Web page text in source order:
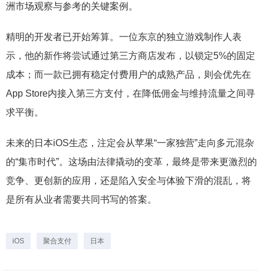
洲市场观察与参考的关键案例。
精明的开发者已开始筹算。一位东京的独立游戏制作人表
示，他的新作将尝试通过第三方商店发布，以锁定5%的固定
成本；而一款已拥有稳定付费用户的成熟产品，则会优先在
App Store内接入第三方支付，在降低佣金与维持流量之间寻
求平衡。
未来的日本iOS生态，注定会从苹果“一家独营”走向多元混杂
的“集市时代”。这场由法律撬动的变革，最终是带来更激烈的
竞争、更创新的应用，还是陷入安全与体验下滑的混乱，将
是所有从业者需要共同书写的答案。
iOS 聚合支付 日本